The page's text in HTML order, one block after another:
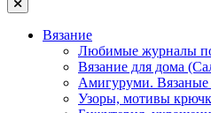
Вязание
Любимые журналы
Вязание для дома
Амигуруми.
Узоры, мотивы